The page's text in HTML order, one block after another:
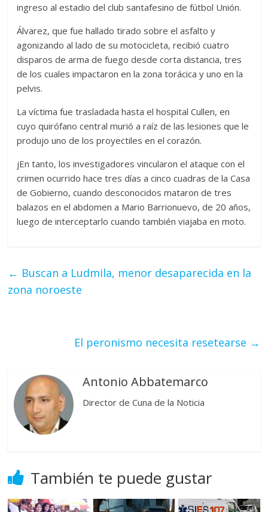
ingreso al estadio del club santafesino de fútbol Unión.
Álvarez, que fue hallado tirado sobre el asfalto y
agonizando al lado de su motocicleta, recibió cuatro
disparos de arma de fuego desde corta distancia, tres
de los cuales impactaron en la zona torácica y uno en la
pelvis.
La víctima fue trasladada hasta el hospital Cullen, en
cuyo quirófano central murió a raíz de las lesiones que le
produjo uno de los proyectiles en el corazón.
jEn tanto, los investigadores vincularon el ataque con el
crimen ocurrido hace tres días a cinco cuadras de la Casa
de Gobierno, cuando desconocidos mataron de tres
balazos en el abdomen a Mario Barrionuevo, de 20 años,
luego de interceptarlo cuando también viajaba en moto.
← Buscan a Ludmila, menor desaparecida en la
zona noroeste
El peronismo necesita resetearse →
Antonio Abbatemarco
Director de Cuna de la Noticia
También te puede gustar